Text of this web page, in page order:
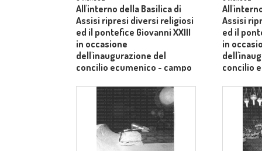
All'interno della Basilica di
Assisi ripresi diversi religiosi
ed il pontefice Giovanni XXIII
in occasione
dell'inaugurazione del
concilio ecumenico - campo
Assisi
ed il
in
concilio